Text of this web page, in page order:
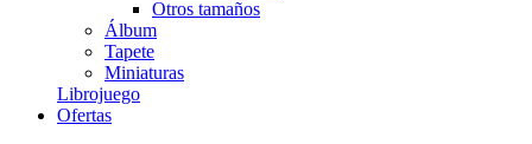
Otros tamaños
Álbum
Tapete
Miniaturas
Librojuego
Ofertas